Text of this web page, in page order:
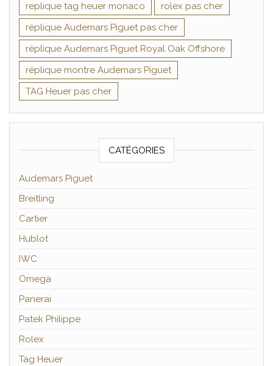
replique tag heuer monaco
rolex pas cher
réplique Audemars Piguet pas cher
réplique Audemars Piguet Royal Oak Offshore
réplique montre Audemars Piguet
TAG Heuer pas cher
CATÉGORIES
Audemars Piguet
Breitling
Cartier
Hublot
IWC
Omega
Panerai
Patek Philippe
Rolex
Tag Heuer